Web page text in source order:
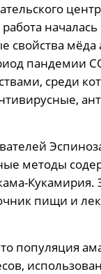
свойства
пандемии
среди
методы
Кукамирия.
пищи и
популяция